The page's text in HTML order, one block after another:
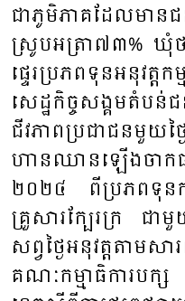
ជា​ភូមិ​ភាគ​ដែល​មាន​
ស្រូប​អត្រា​៧៣​% ឃុំ​
ផ្ទេរ​ប្រ​ភព​ទុន​អនុ​វត្ត​
សេដ្ឋ​កិច្ច​សង្គម​តំ​ប
ជីវភាព​ប្រ​ជា​ជន​មួយ​ថ្
ហាន​ឈាន​ឡើង​ចាក​
២០២៤ ពី​ប្រ​ភព​ទុន​កម្
គ្រួ​សារ​ក្បែរ​ក្រ ជា​
សព្វ​ថ្ងៃ​អនុ​វត្ត​តាម​
គណៈ​កម្មា​ធិការ​បក្